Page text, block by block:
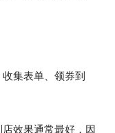
集表单、领券到
效果通常最好，因